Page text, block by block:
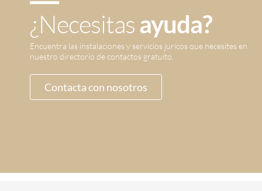
¿Necesitasayuda?
Encuentra las instalaciones y servicios jurícos que necesites en
nuestro directorio de contactos gratuito.
Contacta con nosotros